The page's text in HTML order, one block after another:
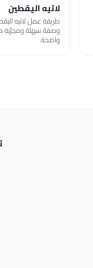
لاتيه اليقطين
واضحة.